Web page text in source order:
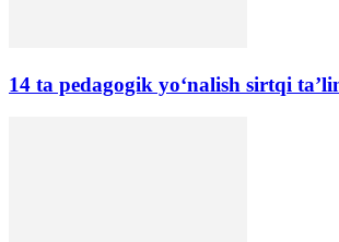
14 ta pedagogik yo‘nalish sirtqi